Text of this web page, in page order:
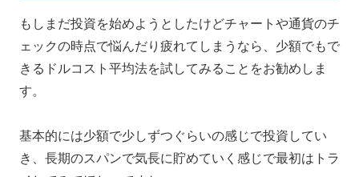
もしまだ投資を始めようとしたけどチャートや通貨のチ
ェックの時点で悩んだり疲れてしまうなら、少額でもで
きるドルコスト平均法を試してみることをお勧めしま
す。
基本的には少額で少しずつぐらいの感じで投資してい
き、長期のスパンで気長に貯めていく感じで最初はトラ